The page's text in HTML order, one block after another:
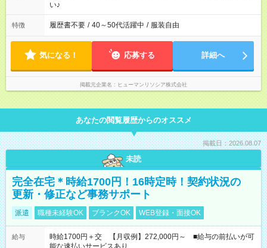
い♪
特徴 履歴書不要 / 40～50代活躍中 / 服装自由
気になる！ 応募する 詳細へ
掲載元企業名 ヒューマンリソシア株式会社
あなたの閲覧履歴からのオススメ
掲載日：2026.08.07
未読
完全在宅＊時給1700円！16時定時！契約状況の
更新・修正など事務サポート
派遣 職種未経験OK ブランクOK WEB登録・面接OK
給与
時給1700円＋交 【月収例】272,000円～ ■給与の前払いが可
能な速払いサービスあり